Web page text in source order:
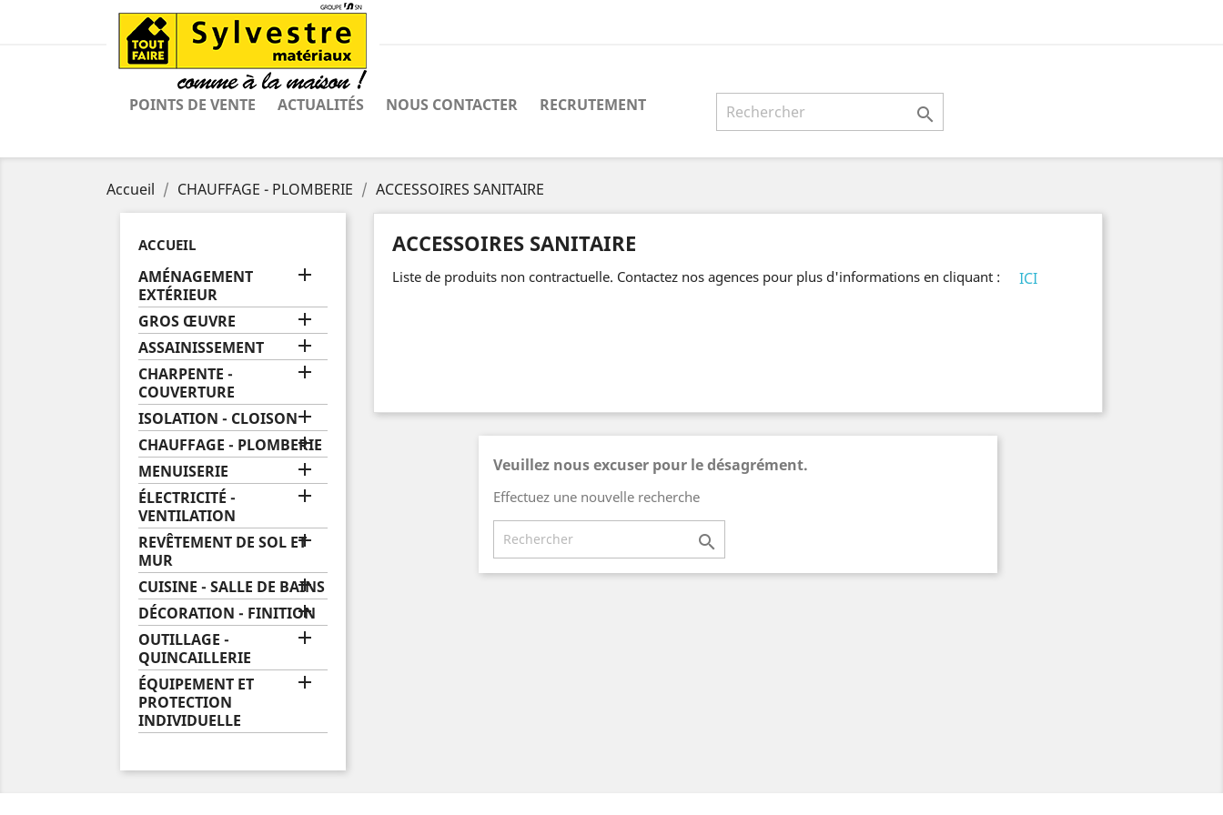
POINTS DE VENTE ACTUALITÉS NOUS CONTACTER RECRUTEMENT 
Accueil CHAUFFAGE - PLOMBERIE ACCESSOIRES SANITAIRE
ACCUEIL
AMÉNAGEMENT
EXTÉRIEUR

GROS ŒUVRE 
ASSAINISSEMENT 
CHARPENTE -
COUVERTURE

ISOLATION - CLOISON
CHAUFFAGE - PLOMBERIE

MENUISERIE 
ÉLECTRICITÉ -
VENTILATION

REVÊTEMENT DE SOL ET
MUR

CUISINE - SALLE DE BAINS

DÉCORATION - FINITION

OUTILLAGE -
QUINCAILLERIE

ÉQUIPEMENT ET
PROTECTION
INDIVIDUELLE

ACCESSOIRES SANITAIRE
Liste de produits non contractuelle. Contactez nos agences pour plus d'informations en cliquant : ICI
Veuillez nous excuser pour le désagrément.
Effectuez une nouvelle recherche
